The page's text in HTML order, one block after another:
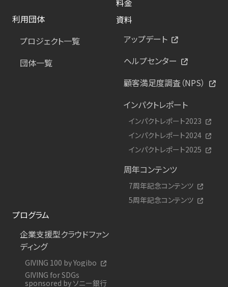
利用団体
プロジェクト一覧
団体一覧
資料
アップデート
ヘルプセンター
顧客満足度調査（NPS）
インパクトレポート
インパクトレポート2023
インパクトレポート2024
インパクトレポート2025
周年コンテンツ
7周年記念コンテンツ
5周年記念コンテンツ
プログラム
企業支援型クラウドファン
ディング
GIVING 100 by Yogibo
GIVING for SDGs
sponsored by ソニー銀行